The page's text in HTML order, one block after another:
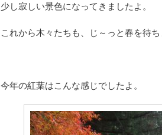
少し寂しい景色になってきましたよ。
これから木々たちも、じ～っと春を待ち
今年の紅葉はこんな感じでしたよ。